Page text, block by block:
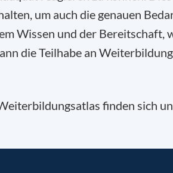
um auch die genauen
Wissen und der Bereitschaft,
die Teilhabe an
finden sich